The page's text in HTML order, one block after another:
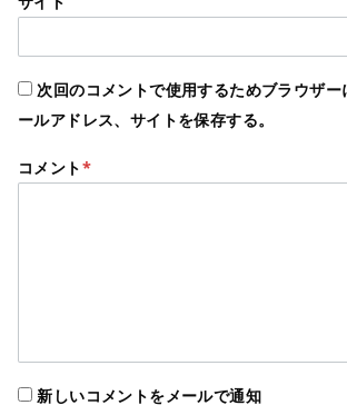
次回のコメントで使用するためブラウザー
ールアドレス、サイトを保存する。
コメント*
新しいコメントをメールで通知